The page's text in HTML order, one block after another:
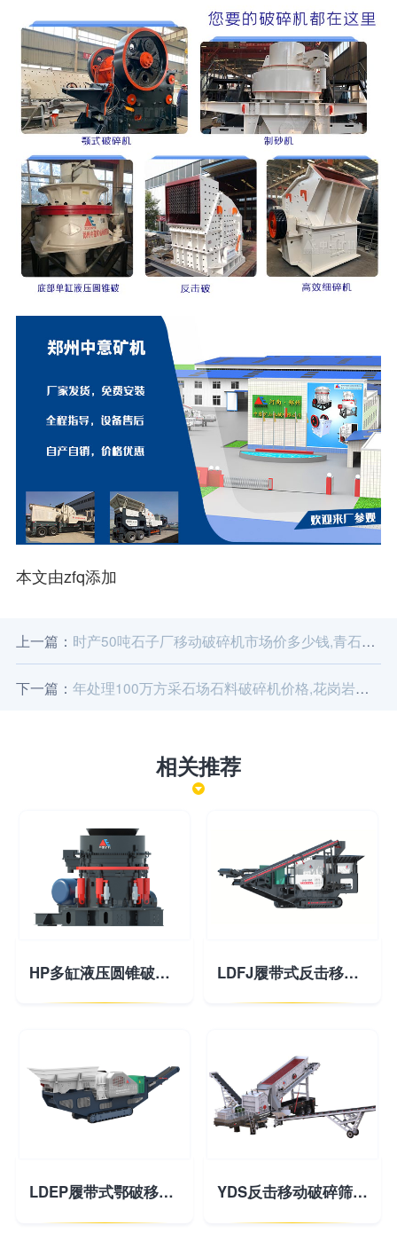
本文由zfq添加
上一篇： 时产50吨石子厂移动破碎机市场价多少钱,青石移动破碎机供应商
下一篇： 年处理100万方采石场石料破碎机价格,花岗岩石子破碎机生产厂家
相关推荐
HP多缸液压圆锥破碎机 LDFJ履带式反击移动破碎站
LDEP履带式鄂破移动破碎站 YDS反击移动破碎筛分站